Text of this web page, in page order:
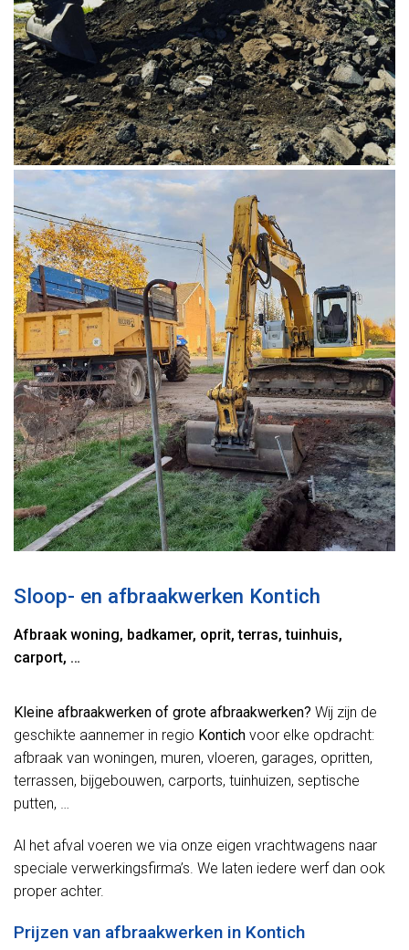
Sloop- en afbraakwerken Kontich
Afbraak woning, badkamer, oprit, terras, tuinhuis,
carport, …
Kleine afbraakwerken of grote afbraakwerken? Wij zijn de
geschikte aannemer in regio Kontich voor elke opdracht:
afbraak van woningen, muren, vloeren, garages, opritten,
terrassen, bijgebouwen, carports, tuinhuizen, septische
putten, …
Al het afval voeren we via onze eigen vrachtwagens naar
speciale verwerkingsfirma’s. We laten iedere werf dan ook
proper achter.
Prijzen van afbraakwerken in Kontich